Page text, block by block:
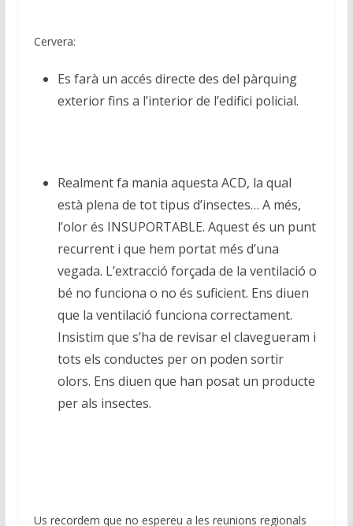
Cervera:
Es farà un accés directe des del pàrquing
exterior fins a l’interior de l’edifici policial.
Realment fa mania aquesta ACD, la qual
està plena de tot tipus d’insectes… A més,
l’olor és INSUPORTABLE. Aquest és un punt
recurrent i que hem portat més d’una
vegada. L’extracció forçada de la ventilació o
bé no funciona o no és suficient. Ens diuen
que la ventilació funciona correctament.
Insistim que s’ha de revisar el clavegueram i
tots els conductes per on poden sortir
olors. Ens diuen que han posat un producte
per als insectes.
Us recordem que no espereu a les reunions regionals